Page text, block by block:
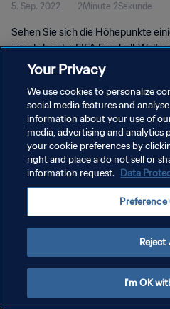
5. Sep. 2022 2Minute 2Sekunde
Sehen Sie sich die Höhepunkte
jemals bei der FIFA Fussball-
wurden.
DATENSCHUTZ
NUTZUNGSBEDINGUNGEN
COOKIE-EINSTELLUNGEN VERWALTEN
Your Privacy
We use cookies to personalize
social media features and
information about your use of
media, advertising and analytics
your cookie preferences by
right and place a do not sell or
information request. Data
Preference
Reject
I'm OK